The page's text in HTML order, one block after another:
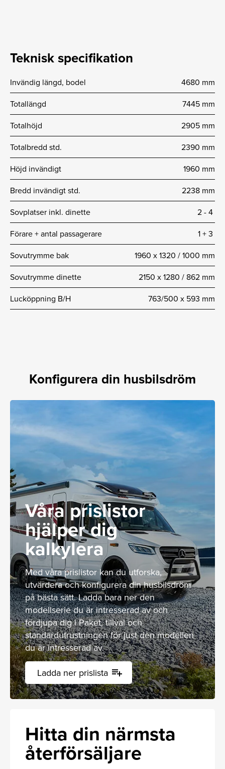
Teknisk specifikation
Invändig längd, bodel
4680 mm
Totallängd
7445 mm
Totalhöjd
2905 mm
Totalbredd std.
2390 mm
Höjd invändigt
1960 mm
Bredd invändigt std.
2238 mm
Sovplatser inkl. dinette
2 -­ 4
Förare + antal passagerare
1 + 3
Sovutrymme bak
1960 x 1320 / 1000 mm
Sovutrymme dinette
2150 x 1280 / 862 mm
Lucköppning B/H
763/500 x 593 mm
Konfigurera din husbilsdröm
Våra prislistor
hjälper dig
kalkylera
Med våra prislistor kan du utforska,
utvärdera och konfigurera din husbilsdröm
på bästa sätt. Ladda bara ner den
modellserie du är intresserad av och
fördjupa dig i Paket, tillval och
standardutrustningen för just den modellen
du är intresserad av.
Ladda ner prislista playlist_add
Hitta din närmsta
återförsäljare